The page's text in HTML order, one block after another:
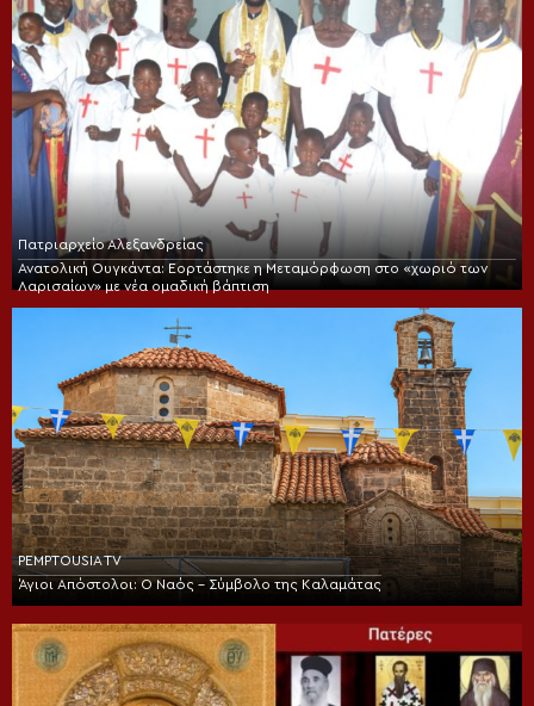
Πατριαρχείο Αλεξανδρείας
Ανατολική Ουγκάντα: Εορτάστηκε η Μεταμόρφωση στο «χωριό των
Λαρισαίων» με νέα ομαδική βάπτιση
PEMPTOUSIA TV
Άγιοι Απόστολοι: Ο Ναός – Σύμβολο της Καλαμάτας